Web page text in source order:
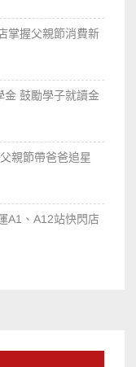
掌握父親節消費新
金 鼓勵學子就讀金
親節帶爸爸追星
A1、A12站快閃店